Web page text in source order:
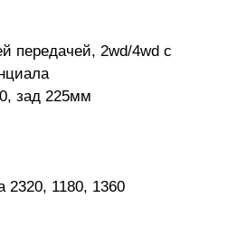
передачей, 2wd/4wd с
зад 225мм
1180, 1360